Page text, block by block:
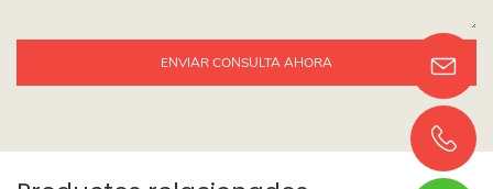
ENVIAR CONSULTA AHORA